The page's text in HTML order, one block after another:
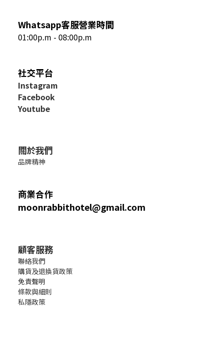
Whatsapp客服營業時間
01:00p.m - 08:00p.m
社交平台
Instagram
Facebook
Youtube
關於我們
品牌精神
商業合作
moonrabbithotel@gmail.com
顧客服務
聯絡我們
購貨及退換貨政策
免責聲明
條款與細則
私隱政策